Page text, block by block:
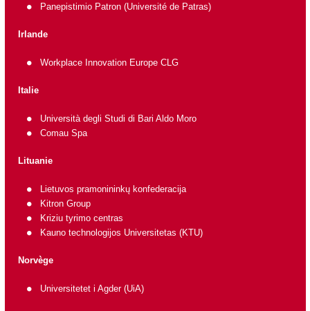
Panepistimio Patron (Université de Patras)
Irlande
Workplace Innovation Europe CLG
Italie
Università degli Studi di Bari Aldo Moro
Comau Spa
Lituanie
Lietuvos pramonininkų konfederacija
Kitron Group
Kriziu tyrimo centras
Kauno technologijos Universitetas (KTU)
Norvège
Universitetet i Agder (UiA)